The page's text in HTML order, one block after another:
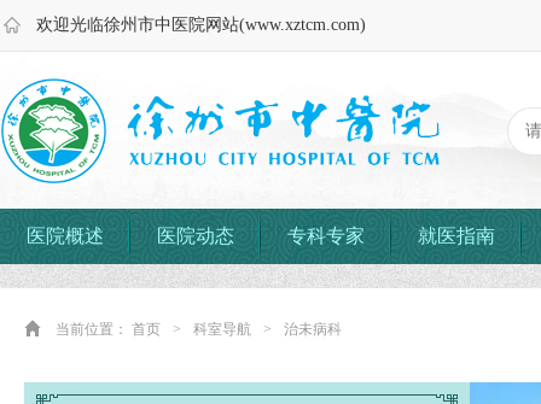
欢迎光临徐州市中医院网站(www.xztcm.com)
医院概述 医院动态 专科专家 就医指南
当前位置： 首页 > 科室导航 > 治未病科